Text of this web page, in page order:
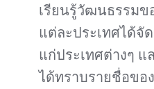
เรียนรู้วัฒนธรรมข
แต่ละประเทศได้จั
แก่ประเทศต่างๆ
ได้ทราบรายชื่อขอ